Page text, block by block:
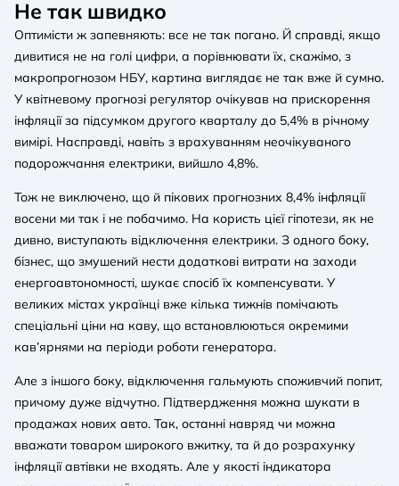
Не так швидко
Оптимісти ж запевняють: все не так погано. Й справді, якщо
дивитися не на голі цифри, а порівнювати їх, скажімо, з
макропрогнозом НБУ, картина виглядає не так вже й сумно.
У квітневому прогнозі регулятор очікував на прискорення
інфляції за підсумком другого кварталу до 5,4% в річному
вимірі. Насправді, навіть з врахуванням неочікуваного
подорожчання електрики, вийшло 4,8%.
Тож не виключено, що й пікових прогнозних 8,4% інфляції
восени ми так і не побачимо. На користь цієї гіпотези, як не
дивно, виступають відключення електрики. З одного боку,
бізнес, що змушений нести додаткові витрати на заходи
енергоавтономності, шукає спосіб їх компенсувати. У
великих містах українці вже кілька тижнів помічають
спеціальні ціни на каву, що встановлюються окремими
кав’ярнями на періоди роботи генератора.
Але з іншого боку, відключення гальмують споживчий попит,
причому дуже відчутно. Підтвердження можна шукати в
продажах нових авто. Так, останні навряд чи можна
вважати товаром широкого вжитку, та й до розрахунку
інфляції автівки не входять. Але у якості індикатора